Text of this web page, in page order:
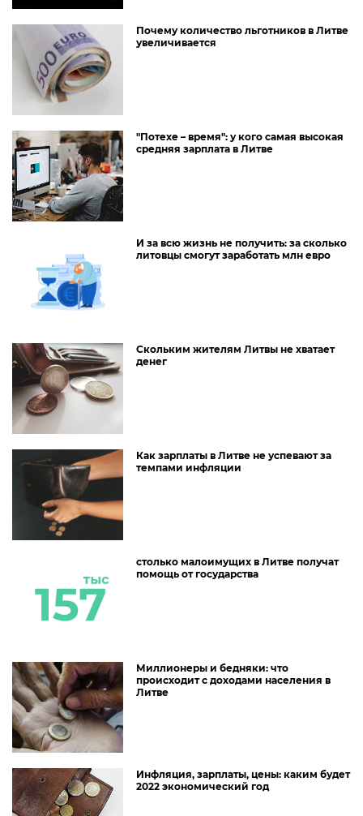
Почему количество льготников в Литве
увеличивается
"Потехе – время": у кого самая высокая
средняя зарплата в Литве
И за всю жизнь не получить: за сколько
литовцы смогут заработать млн евро
Скольким жителям Литвы не хватает
денег
Как зарплаты в Литве не успевают за
темпами инфляции
столько малоимущих в Литве получат
помощь от государства
Миллионеры и бедняки: что
происходит с доходами населения в
Литве
Инфляция, зарплаты, цены: каким будет
2022 экономический год